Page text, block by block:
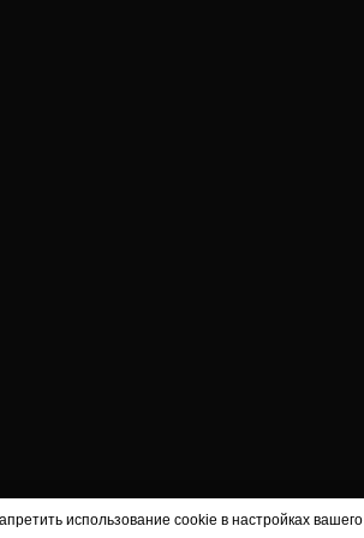
использование cookie в настройках вашего